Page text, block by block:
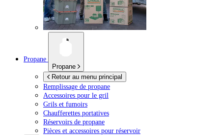
Propane
Propane
Retour au menu principal
Remplissage de propane
Accessoires pour le gril
Grils et fumoirs
Chaufferettes portatives
Réservoirs de propane
Pièces et accessoires pour réservoir